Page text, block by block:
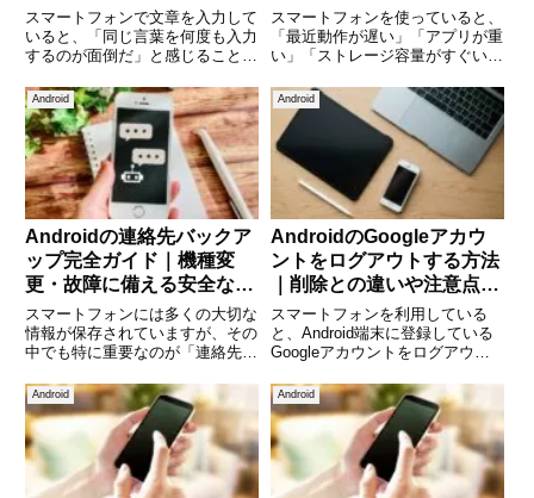
スマートフォンで文章を入力して
いると、「同じ言葉を何度も入力
するのが面倒だ」と感じることは
所、会社名、定型文など、よく使
う言葉は毎回入力するよりも一度
登録しておくと非常に便利です。
Androidには「辞書登録」
スマートフォンを使っていると、
「最近動作が遅い」「アプリが重
い」「ストレージ容量がすぐいっ
ます。その原因のひとつがキャッ
シュの蓄積です。Androidスマー
トフォンでは、アプリの動作を高
速化するために「キャッシ
Android
Androidの連絡先バックア
ップ完全ガイド｜機種変
更・故障に備える安全な保
存方法
スマートフォンには多くの大切な
情報が保存されていますが、その
中でも特に重要なのが「連絡先」
手などの電話番号やメールアドレ
スは、一度失ってしまうと復元が
難しい場合があります。スマート
フォンの故障、紛失、機種変更な
Android
AndroidのGoogleアカウ
ントをログアウトする方法
｜削除との違いや注意点も
わかりやすく解説
スマートフォンを利用している
と、Android端末に登録している
Googleアカウントをログアウト
ば、スマートフォンを家族に貸す
場合や、別のGoogleアカウント
に切り替えたい場合、あるいは端
末を売却する場合など
Android Android